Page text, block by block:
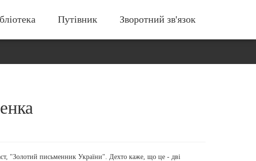
Путівник Зворотний зв'язок
"Золотий письменник України". Дехто каже, що це - дві